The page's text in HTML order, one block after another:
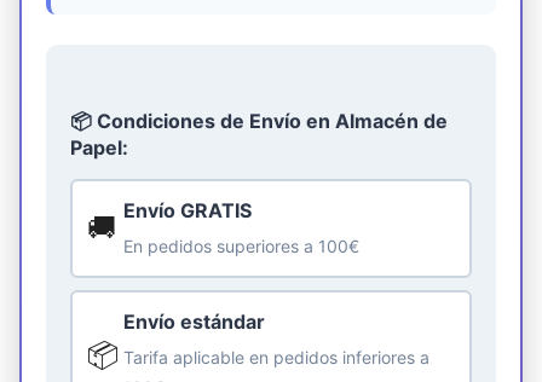
📦 Condiciones de Envío en Almacén de
Papel:
🚚 Envío GRATIS
En pedidos superiores a 100€
📦
Envío estándar
Tarifa aplicable en pedidos inferiores a